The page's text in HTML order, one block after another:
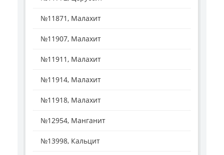
№11871, Малахит
№11907, Малахит
№11911, Малахит
№11914, Малахит
№11918, Малахит
№12954, Манганит
№13998, Кальцит